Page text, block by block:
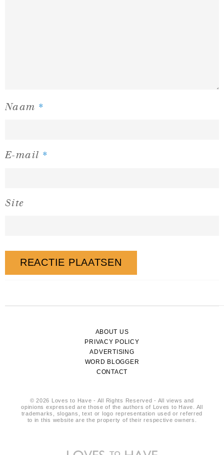
Naam *
E-mail *
Site
ABOUT US
PRIVACY POLICY
ADVERTISING
WORD BLOGGER
CONTACT
© 2026 Loves to Have - All Rights Reserved - All views and
opinions expressed are those of the authors of Loves to Have. All
trademarks, slogans, text or logo representation used or referred
to in this website are the property of their respective owners.